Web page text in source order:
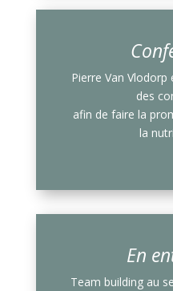
Pierre Van
des
afin de faire la
la
En
Team building au